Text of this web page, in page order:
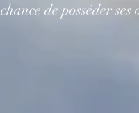
de posséder